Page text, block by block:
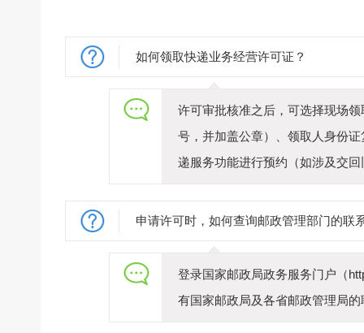
如何领取快递业务经营许可证？
许可审批核准之后，可选择现场
号，并加盖公章）、领取人身份
递服务功能进行预约（如涉及交
申请许可时，如何查询邮政管理部门的联
登录国家邮政局政务服务门户（
有国家邮政局及各省邮政管理局